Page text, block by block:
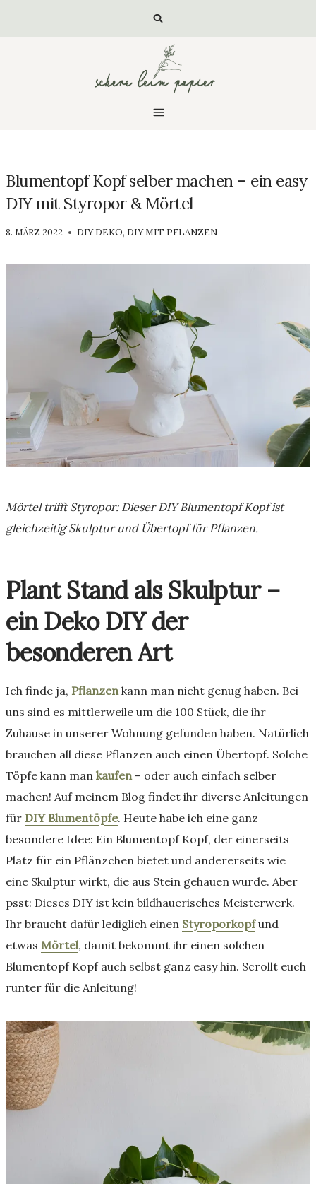
Blumentopf Kopf selber machen – ein easy
DIY mit Styropor & Mörtel
VON
8. MÄRZ 2022 DIY DEKO, DIY MIT PFLANZEN
Mörtel trifft Styropor: Dieser DIY Blumentopf Kopf ist
gleichzeitig Skulptur und Übertopf für Pflanzen.
Plant Stand als Skulptur –
einDeko DIYder
besonderen Art
Ich finde ja, Pflanzen kann man nicht genug haben. Bei
uns sind es mittlerweile um die 100 Stück, die ihr
Zuhause in unserer Wohnung gefunden haben. Natürlich
brauchen all diese Pflanzen auch einen Übertopf. Solche
Töpfe kann man kaufen – oder auch einfach selber
machen! Auf meinem Blog findet ihr diverse Anleitungen
für DIY Blumentöpfe. Heute habe ich eine ganz
besondere Idee: Ein Blumentopf Kopf, der einerseits
Platz für ein Pflänzchen bietet und andererseits wie
eine Skulptur wirkt, die aus Stein gehauen wurde. Aber
psst: Dieses DIY ist kein bildhauerisches Meisterwerk.
Ihr braucht dafür lediglich einen Styroporkopfund
etwas Mörtel, damit bekommt ihr einen solchen
Blumentopf Kopf auch selbst ganz easy hin. Scrollt euch
runter für die Anleitung!